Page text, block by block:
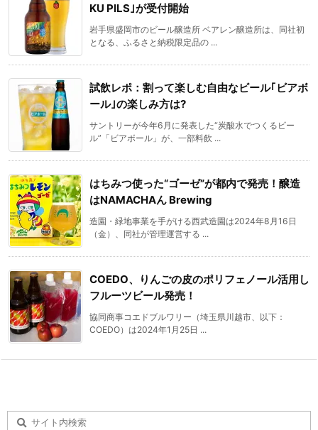
KU PILS｣が受付開始
岩手県盛岡市のビール醸造所 ベアレン醸造所は、同社初
となる、ふるさと納税限定品の ...
試飲レポ：割って楽しむ自由なビール｢ビアボ
ール｣の楽しみ方は?
サントリーが今年6月に発表した“炭酸水でつくるビー
ル”「ビアボール」が、一部料飲 ...
はちみつ使った“ゴーゼ”が都内で発売！醸造
はNAMACHAん Brewing
造園・緑地事業を手がける西武造園は2024年8月16日
（金）、同社が管理運営する ...
COEDO、りんごの皮のポリフェノール活用し
フルーツビール発売！
協同商事コエドブルワリー（埼玉県川越市、以下：
COEDO）は2024年1月25日 ...